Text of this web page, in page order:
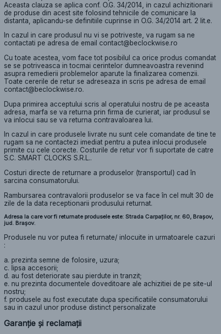
Aceasta clauza se aplica conf. O.G. 34/2014, in cazul achizitionarii
de produse din acest site folosind tehnicile de comunicare la
distanta, aplicandu-se definitiile cuprinse in O.G. 34/2014 art. 2 lit.e.
In cazul in care produsul nu vi se potriveste, va rugam sa ne
contactati pe adresa de email contact@beclockwise.ro
Cu toate acestea, vom face tot posibilul ca orice produs comandat
se se potriveasca in tocmai cerintelor dumneavoastra revenind
asupra remedierii problemelor aparute la finalizarea comenzii.
Toate cererile de retur se adreseaza in scris pe adresa de email
contact@beclockwise.ro.
Dupa primirea acceptului scris al operatului nostru de pe aceasta
adresa, marfa se va returna prin firma de curierat, iar produsul se
va inlocui sau se va returna contravaloarea lui.
In cazul in care produsele livrate nu sunt cele comandate de tine te
rugam sa ne contactezi imediat pentru a putea inlocui produsele
primite cu cele corecte. Costurile de retur vor fi suportate de catre
S.C. SMART CLOCKS S.R.L..
Costuri directe de returnare a produselor (transportul) cad în
sarcina consumatorului.
Rambursarea contravalorii produselor se va face în cel mult 30 de
zile de la data receptionarii produsului returnat.
Adresa la care vor fi returnate produsele este: Strada Carpaților, nr. 60, Brașov,
jud. Brașov.
Produsele nu vor putea fi returnate/ inlocuite in urmatoarele cazuri
:
a. prezinta semne de folosire, uzura;
c. lipsa accesorii;
d. au fost deteriorate sau pierdute in tranzit;
e. nu prezinta documentele doveditoare ale achizitiei de pe site-ul
nostru;
f. produsele au fost executate dupa specificatiile consumatorului
sau in cazul unor produse distinct personalizate
Garanție și reclamații